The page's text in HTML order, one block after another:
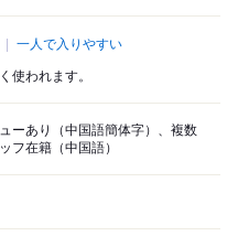
一人で入りやすい
使われます。
ーあり（中国語簡体字）、複数
フ在籍（中国語）